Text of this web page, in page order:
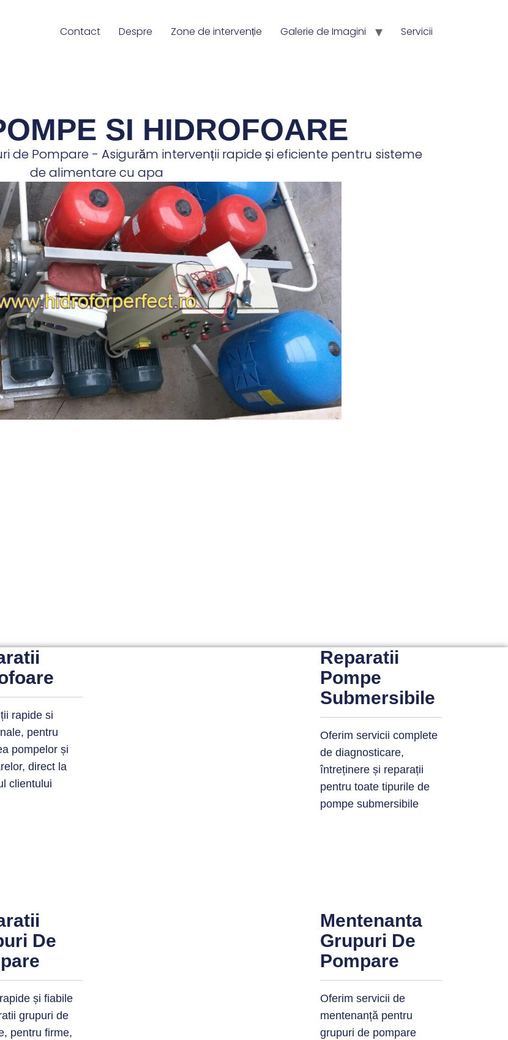
Contact Despre Zone de intervenție Galerie de Imagini Servicii
SI HIDROFOARE
de Pompare - Asigurăm intervenții rapide și eficiente pentru sisteme
de alimentare cu apa
rapide si
pentru
pompelor și
direct la
clientului
Reparatii
Pompe
Submersibile
Oferim servicii complete
de diagnosticare,
întreținere și reparații
pentru toate tipurile de
pompe submersibile
De
și fiabile
grupuri de
pentru firme,
Mentenanta
Grupuri De
Pompare
Oferim servicii de
mentenanță pentru
grupuri de pompare